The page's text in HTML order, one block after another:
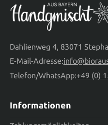
Dahlienweg 4, 83071
E-Mail-Adresse:
Telefon/WhatsApp:+49 (0)
Informationen